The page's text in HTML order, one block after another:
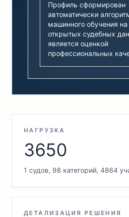
Профиль сформирован
автоматически
машинного обучения на
открытых судебных
является оценкой
профессиональных
НАГРУЗКА
3650
1 судов, 98 категорий, 4864
ДЕТАЛИЗАЦИЯ РЕШЕНИЯ